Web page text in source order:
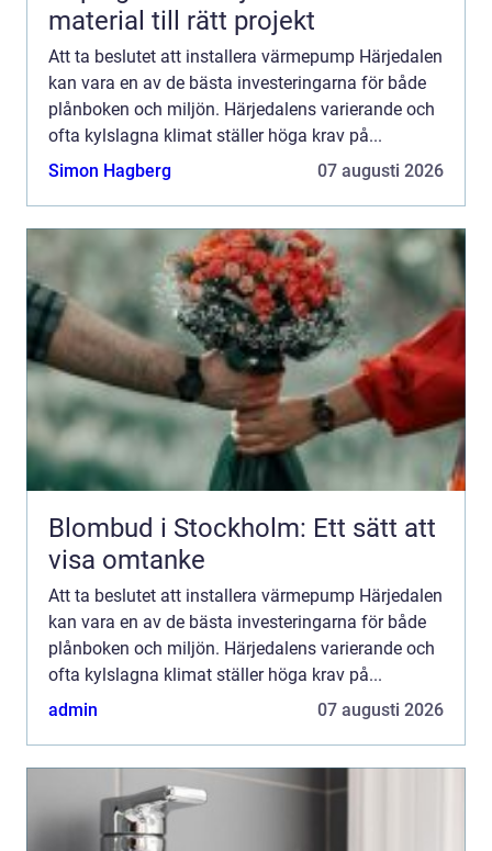
material till rätt projekt
Att ta beslutet att installera värmepump Härjedalen
kan vara en av de bästa investeringarna för både
plånboken och miljön. Härjedalens varierande och
ofta kylslagna klimat ställer höga krav på...
Simon Hagberg
07 augusti 2026
Blombud i Stockholm: Ett sätt att
visa omtanke
Att ta beslutet att installera värmepump Härjedalen
kan vara en av de bästa investeringarna för både
plånboken och miljön. Härjedalens varierande och
ofta kylslagna klimat ställer höga krav på...
admin
07 augusti 2026